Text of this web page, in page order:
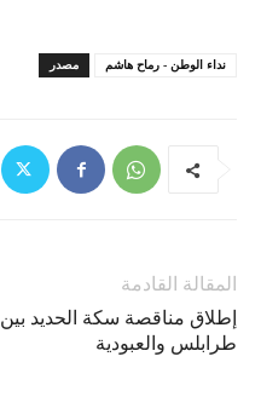
مصدر نداء الوطن - رماح هاشم
المقالة القادمة
إطلاق مناقصة سكة الحديد بين
طرابلس والعبودية